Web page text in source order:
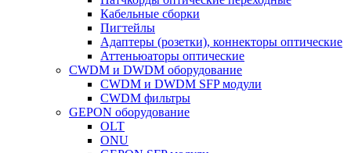
Кабельные сборки
Пигтейлы
Адаптеры (розетки), коннекторы оптические
Аттеньюаторы оптические
CWDM и DWDM оборудование
CWDM и DWDM SFP модули
CWDM фильтры
GEPON оборудование
OLT
ONU